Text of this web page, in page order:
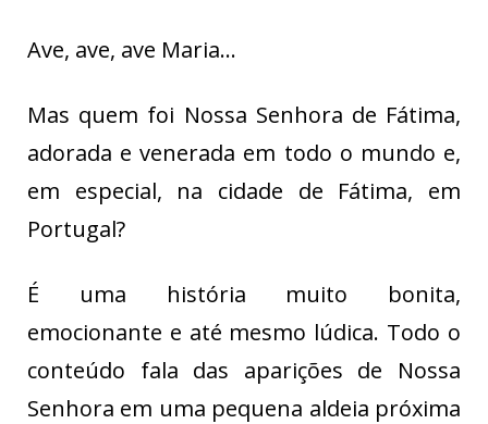
Ave, ave, ave Maria…
Mas quem foi Nossa Senhora de Fátima,
adorada e venerada em todo o mundo e,
em especial, na cidade de Fátima, em
Portugal?
É uma história muito bonita,
emocionante e até mesmo lúdica. Todo o
conteúdo fala das aparições de Nossa
Senhora em uma pequena aldeia próxima